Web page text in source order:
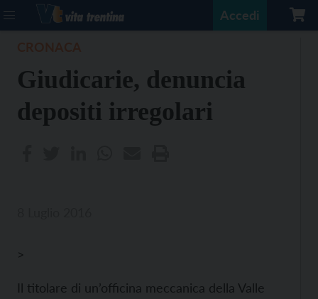
Accedi
Giudicarie, denuncia
depositi irregolari
>
Il titolare di un’officina meccanica della Valle